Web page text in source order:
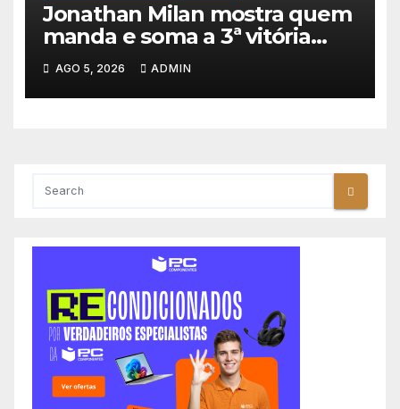
Jonathan Milan mostra quem
manda e soma a 3ª vitória
consecutiva na Volta a
Polónia
AGO 5, 2026 ADMIN